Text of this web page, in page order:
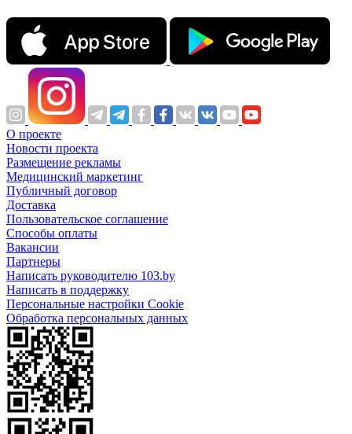
О проекте
Новости проекта
Размещение рекламы
Медицинский маркетинг
Публичный договор
Доставка
Пользовательское соглашение
Способы оплаты
Вакансии
Партнеры
Написать руководителю 103.by
Написать в поддержку
Персональные настройки Cookie
Обработка персональных данных